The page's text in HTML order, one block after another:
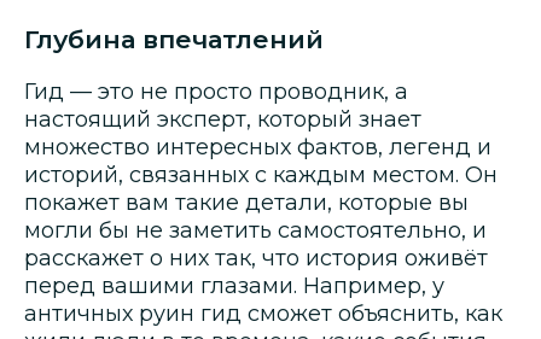
Глубина впечатлений
Гид — это не просто проводник, а
настоящий эксперт, который знает
множество интересных фактов, легенд и
историй, связанных с каждым местом. Он
покажет вам такие детали, которые вы
могли бы не заметить самостоятельно, и
расскажет о них так, что история оживёт
перед вашими глазами. Например, у
античных руин гид сможет объяснить, как